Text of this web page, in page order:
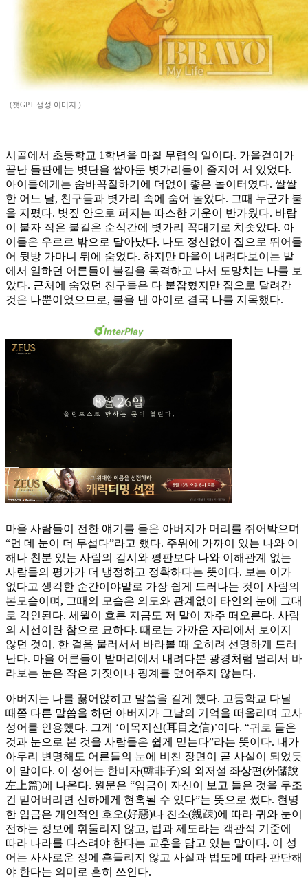
(챗GPT 생성 이미지.)
시골에서 초등학교 1학년을 마칠 무렵의 일이다. 가을걷이가
끝난 들판에는 볏단을 쌓아둔 볏가리들이 줄지어 서 있었다.
아이들에게는 숨바꼭질하기에 더없이 좋은 놀이터였다. 쌀쌀
한 어느 날, 친구들과 볏가리 속에 숨어 놀았다. 그때 누군가 불
을 지폈다. 볏짚 안으로 퍼지는 따스한 기운이 반가웠다. 바람
이 불자 작은 불길은 순식간에 볏가리 꼭대기로 치솟았다. 아
이들은 우르르 밖으로 달아났다. 나도 정신없이 집으로 뛰어들
어 뒷방 가마니 뒤에 숨었다. 하지만 마을이 내려다보이는 밭
에서 일하던 어른들이 불길을 목격하고 나서 도망치는 나를 보
았다. 근처에 숨었던 친구들은 다 붙잡혔지만 집으로 달려간
것은 나뿐이었으므로, 불을 낸 아이로 결국 나를 지목했다.
마을 사람들이 전한 얘기를 들은 아버지가 머리를 쥐어박으며
“먼 데 눈이 더 무섭다”라고 했다. 주위에 가까이 있는 나와 이
해나 친분 있는 사람의 감시와 평판보다 나와 이해관계 없는
사람들의 평가가 더 냉정하고 정확하다는 뜻이다. 보는 이가
없다고 생각한 순간이야말로 가장 쉽게 드러나는 것이 사람의
본모습이며, 그때의 모습은 의도와 관계없이 타인의 눈에 그대
로 각인된다. 세월이 흐른 지금도 저 말이 자주 떠오른다. 사람
의 시선이란 참으로 묘하다. 때로는 가까운 자리에서 보이지
않던 것이, 한 걸음 물러서서 바라볼 때 오히려 선명하게 드러
난다. 마을 어른들이 밭머리에서 내려다본 광경처럼 멀리서 바
라보는 눈은 작은 거짓이나 핑계를 덮어주지 않는다.
아버지는 나를 꿇어앉히고 말씀을 길게 했다. 고등학교 다닐
때쯤 다른 말씀을 하던 아버지가 그날의 기억을 떠올리며 고사
성어를 인용했다. 그게 ‘이목지신(耳目之信)’이다. “귀로 들은
것과 눈으로 본 것을 사람들은 쉽게 믿는다”라는 뜻이다. 내가
아무리 변명해도 어른들의 눈에 비친 장면이 곧 사실이 되었듯
이 말이다. 이 성어는 한비자(韓非子)의 외저설 좌상편(外儲說
左上篇)에 나온다. 원문은 “임금이 자신이 보고 들은 것을 무조
건 믿어버리면 신하에게 현혹될 수 있다”는 뜻으로 썼다. 현명
한 임금은 개인적인 호오(好惡)나 친소(親疎)에 따라 귀와 눈이
전하는 정보에 휘둘리지 않고, 법과 제도라는 객관적 기준에
따라 나라를 다스려야 한다는 교훈을 담고 있는 말이다. 이 성
어는 사사로운 정에 흔들리지 않고 사실과 법도에 따라 판단해
야 한다는 의미로 흔히 쓰인다.